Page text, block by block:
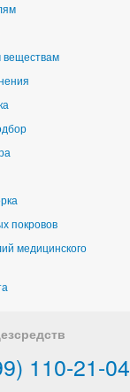
покровов
медицинского
110-21-04